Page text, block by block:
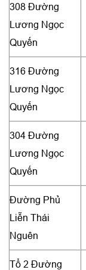
308 Đường
Lương Ngọc
Quyến
316 Đường
Lương Ngọc
Quyến
304 Đường
Lương Ngọc
Quyến
Đường Phủ
Liễn Thái
Nguên
Tổ 2 Đường